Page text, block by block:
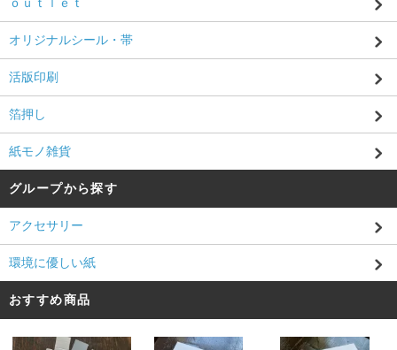
オリジナルシール・帯
活版印刷
箔押し
紙モノ雑貨
グループから探す
アクセサリー
環境に優しい紙
おすすめ商品